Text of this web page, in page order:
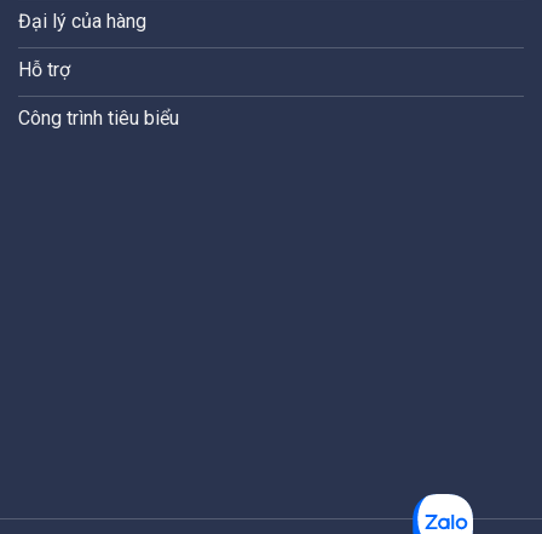
Đại lý của hàng
Hỗ trợ
Công trình tiêu biểu